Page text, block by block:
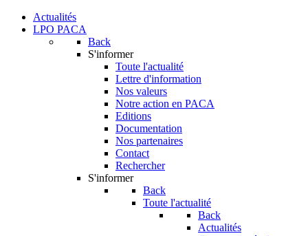
Actualités
LPO PACA
Back
S'informer
Toute l'actualité
Lettre d'information
Nos valeurs
Notre action en PACA
Editions
Documentation
Nos partenaires
Contact
Rechercher
S'informer
Back
Toute l'actualité
Back
Actualités